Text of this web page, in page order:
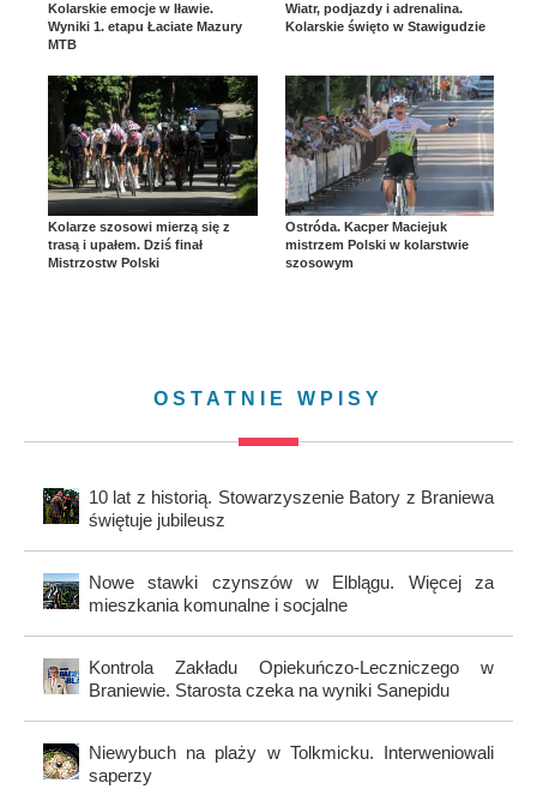
Kolarskie emocje w Iławie.
Wyniki 1. etapu Łaciate Mazury
MTB
Wiatr, podjazdy i adrenalina.
Kolarskie święto w Stawigudzie
Kolarze szosowi mierzą się z
trasą i upałem. Dziś finał
Mistrzostw Polski
Ostróda. Kacper Maciejuk
mistrzem Polski w kolarstwie
szosowym
OSTATNIE WPISY
10 lat z historią. Stowarzyszenie Batory z Braniewa
świętuje jubileusz
Nowe stawki czynszów w Elblągu. Więcej za
mieszkania komunalne i socjalne
Kontrola Zakładu Opiekuńczo-Leczniczego w
Braniewie. Starosta czeka na wyniki Sanepidu
Niewybuch na plaży w Tolkmicku. Interweniowali
saperzy